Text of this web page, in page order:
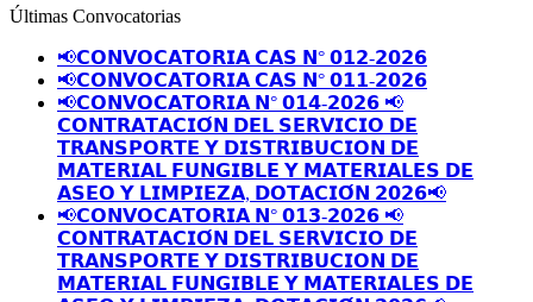
Últimas Convocatorias
📢𝗖𝗢𝗡𝗩𝗢𝗖𝗔𝗧𝗢𝗥𝗜𝗔 𝗖𝗔𝗦 𝗡° 𝟬𝟭𝟮-𝟮𝟬𝟮𝟲
📢𝗖𝗢𝗡𝗩𝗢𝗖𝗔𝗧𝗢𝗥𝗜𝗔 𝗖𝗔𝗦 𝗡° 𝟬𝟭𝟭-𝟮𝟬𝟮𝟲
📢𝗖𝗢𝗡𝗩𝗢𝗖𝗔𝗧𝗢𝗥𝗜𝗔 𝗡° 𝟬𝟭𝟰-𝟮𝟬𝟮𝟲 📢
𝗖𝗢𝗡𝗧𝗥𝗔𝗧𝗔𝗖𝗜𝗢́𝗡 𝗗𝗘𝗟 𝗦𝗘𝗥𝗩𝗜𝗖𝗜𝗢 𝗗𝗘
𝗧𝗥𝗔𝗡𝗦𝗣𝗢𝗥𝗧𝗘 𝗬 𝗗𝗜𝗦𝗧𝗥𝗜𝗕𝗨𝗖𝗜𝗢𝗡 𝗗𝗘
𝗠𝗔𝗧𝗘𝗥𝗜𝗔𝗟 𝗙𝗨𝗡𝗚𝗜𝗕𝗟𝗘 𝗬 𝗠𝗔𝗧𝗘𝗥𝗜𝗔𝗟𝗘𝗦 𝗗𝗘
𝗔𝗦𝗘𝗢 𝗬 𝗟𝗜𝗠𝗣𝗜𝗘𝗭𝗔, 𝗗𝗢𝗧𝗔𝗖𝗜𝗢́𝗡 𝟮𝟬𝟮𝟲📢
📢𝗖𝗢𝗡𝗩𝗢𝗖𝗔𝗧𝗢𝗥𝗜𝗔 𝗡° 𝟬𝟭𝟯-𝟮𝟬𝟮𝟲 📢
𝗖𝗢𝗡𝗧𝗥𝗔𝗧𝗔𝗖𝗜𝗢́𝗡 𝗗𝗘𝗟 𝗦𝗘𝗥𝗩𝗜𝗖𝗜𝗢 𝗗𝗘
𝗧𝗥𝗔𝗡𝗦𝗣𝗢𝗥𝗧𝗘 𝗬 𝗗𝗜𝗦𝗧𝗥𝗜𝗕𝗨𝗖𝗜𝗢𝗡 𝗗𝗘
𝗠𝗔𝗧𝗘𝗥𝗜𝗔𝗟 𝗙𝗨𝗡𝗚𝗜𝗕𝗟𝗘 𝗬 𝗠𝗔𝗧𝗘𝗥𝗜𝗔𝗟𝗘𝗦 𝗗𝗘